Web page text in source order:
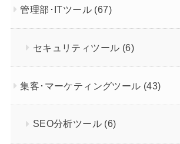
管理部･ITツール (67)
セキュリティツール (6)
集客･マーケティングツール (43)
SEO分析ツール (6)